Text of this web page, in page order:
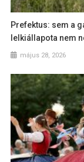
Prefektus: sem a
lelkiállapota nem
május 28, 2026